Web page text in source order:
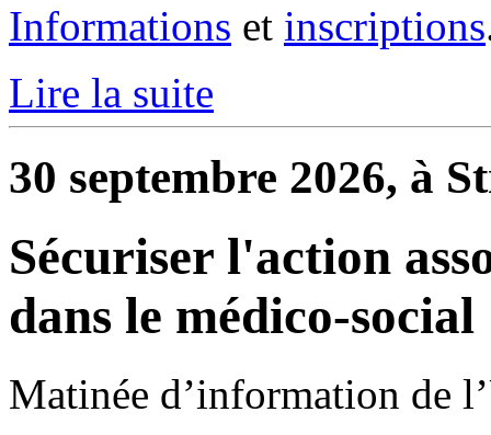
Informations et inscriptions
Lire la suite
30 septembre 2026, à
Sécuriser l'action
dans le médico-social
Matinée d’information de